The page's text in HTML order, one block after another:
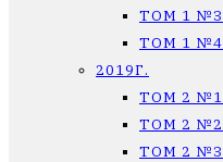
ТОМ 1 №3
ТОМ 1 №4
2019Г.
ТОМ 2 №1
ТОМ 2 №2
ТОМ 2 №3